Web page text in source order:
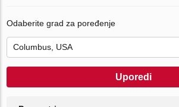
Odaberite grad za poređenje
Uporedi